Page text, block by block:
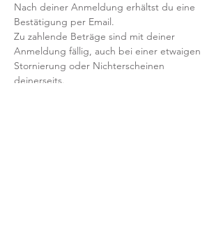
Nach deiner Anmeldung erhältst du eine
Bestätigung per Email.
Zu zahlende Beträge sind mit deiner
Anmeldung fällig, auch bei einer etwaigen
Stornierung oder Nichterscheinen
deinerseits.